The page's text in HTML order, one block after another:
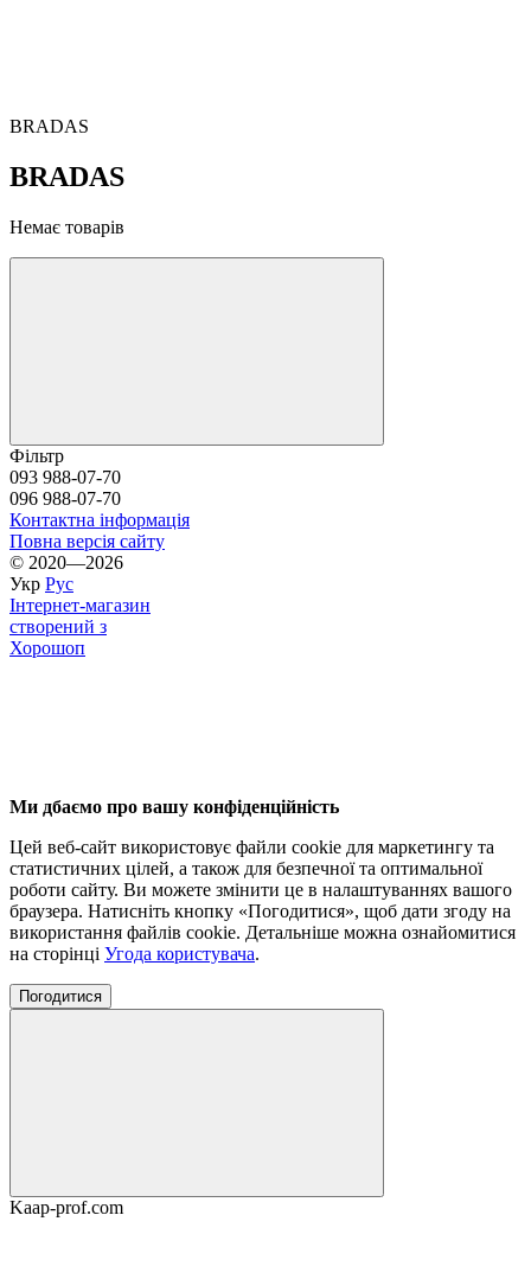
BRADAS
BRADAS
Немає товарів
Фільтр
093 988-07-70
096 988-07-70
Контактна інформація
Повна версія сайту
© 2020—2026
Укр Рус
Інтернет-магазин
створений з
Хорошоп
Ми дбаємо про вашу конфіденційність
Цей веб-сайт використовує файли cookie для маркетингу та
статистичних цілей, а також для безпечної та оптимальної
роботи сайту. Ви можете змінити це в налаштуваннях вашого
браузера. Натисніть кнопку «Погодитися», щоб дати згоду на
використання файлів cookie. Детальніше можна ознайомитися
на сторінці Угода користувача.
Погодитися
Kaap-prof.сom